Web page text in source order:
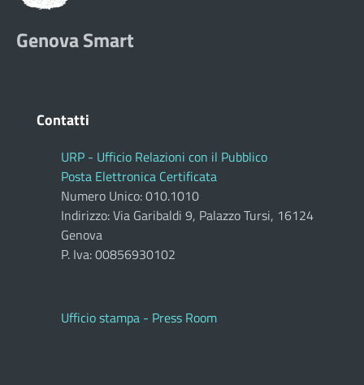
Genova Smart
Contatti
URP - Ufficio Relazioni con il Pubblico
Posta Elettronica Certificata
Numero Unico: 010.1010
Indirizzo: Via Garibaldi 9, Palazzo Tursi, 16124
Genova
P. Iva: 00856930102
Ufficio stampa - Press Room